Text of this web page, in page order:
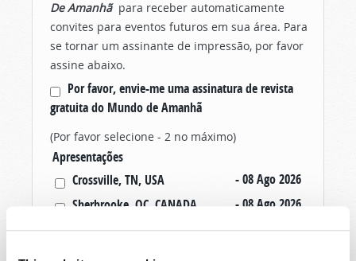
De Amanhãpara receber automaticamente
convites para eventos futuros em sua área. Para
se tornar um assinante de impressão, por favor
assine abaixo.
Por favor, envie-me uma assinatura de revista
gratuita do Mundo de Amanhã
(Por favor selecione - 2 no máximo)
Apresentações
Crossville, TN, USA
- 08 Ago 2026
Sherbrooke, QC, CANADA
- 08 Ago 2026
Morristown, TN, USA
- 09 Ago 2026